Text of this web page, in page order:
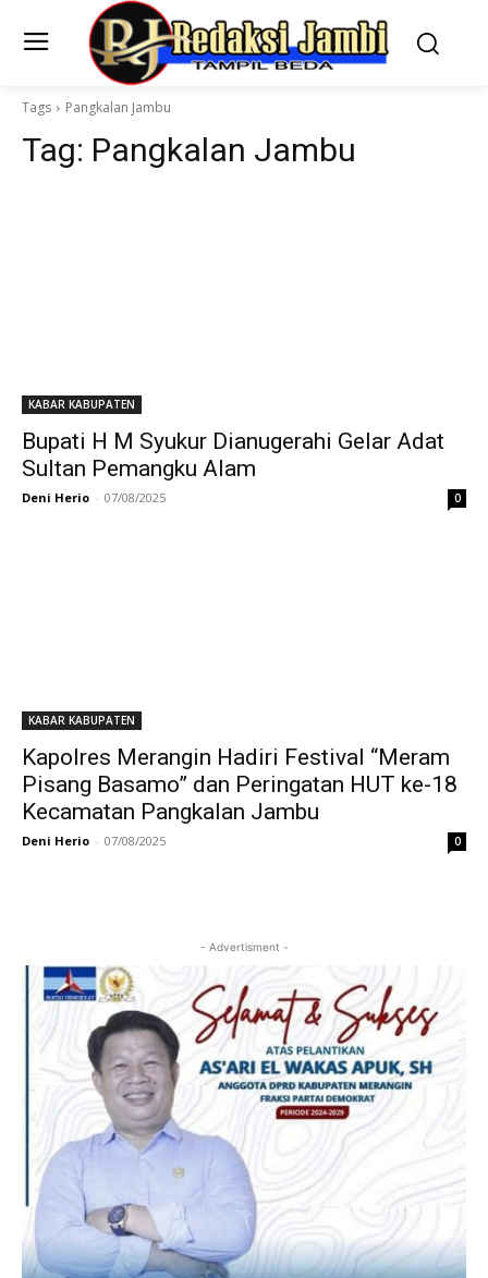
Tags Pangkalan Jambu
Tag: Pangkalan Jambu
KABAR KABUPATEN
Bupati H M Syukur Dianugerahi Gelar Adat
Sultan Pemangku Alam
Deni Herio - 07/08/2025 0
KABAR KABUPATEN
Kapolres Merangin Hadiri Festival “Meram
Pisang Basamo” dan Peringatan HUT ke-18
Kecamatan Pangkalan Jambu
Deni Herio - 07/08/2025 0
- Advertisment -